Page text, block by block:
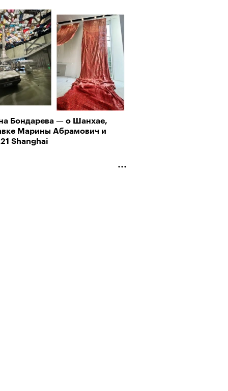
Бондарева — о Шанхае,
Марины Абрамович и
Shanghai
Визионеры» и masters:dom
первую резиденцию